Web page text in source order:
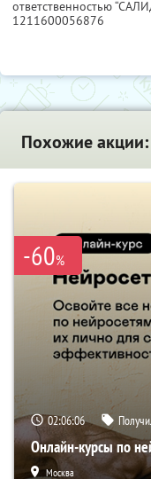
ответственностью
1211600056876
Похожие акции:
-60%
02:06:05
Онлайн-курсы по
Москва